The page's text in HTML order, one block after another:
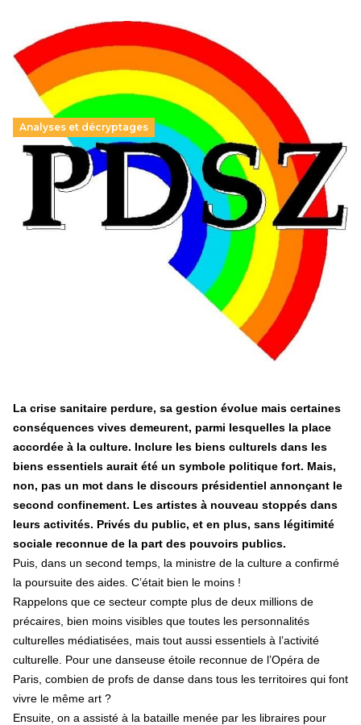
Analyses et décryptages
Hongrie : du changement pour les politiques
éducatives, aussi !
25 juin 2026
En Hongrie, le conservateur Peter Magyar et son parti
Tisza "Respect et liberté" ont remporté une large victoire,
contre le premier ministre sortant, Viktor Orban,…
La crise sanitaire perdure, sa gestion évolue mais certaines
conséquences vives demeurent, parmi lesquelles la place
accordée à la culture. Inclure les biens culturels dans les
biens essentiels aurait été un symbole politique fort. Mais,
non, pas un mot dans le discours présidentiel annonçant le
second confinement. Les artistes à nouveau stoppés dans
leurs activités. Privés du public, et en plus, sans légitimité
sociale reconnue de la part des pouvoirs publics.
Puis, dans un second temps, la ministre de la culture a confirmé
la poursuite des aides. C’était bien le moins !
Rappelons que ce secteur compte plus de deux millions de
précaires, bien moins visibles que toutes les personnalités
culturelles médiatisées, mais tout aussi essentiels à l’activité
culturelle. Pour une danseuse étoile reconnue de l’Opéra de
Paris, combien de profs de danse dans tous les territoires qui font
vivre le même art ?
Ensuite, on a assisté à la bataille menée par les libraires pour